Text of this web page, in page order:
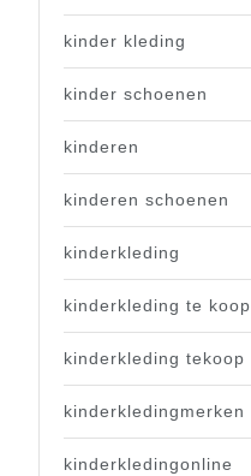
kinder kleding
kinder schoenen
kinderen
kinderen schoenen
kinderkleding
kinderkleding te koop
kinderkleding tekoop
kinderkledingmerken
kinderkledingonline